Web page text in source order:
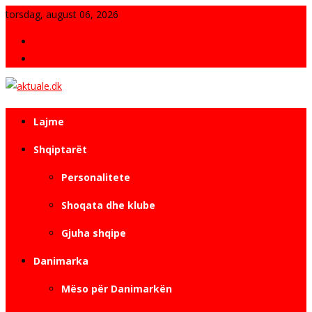
Skip
torsdag, august 06, 2026
aktuale.dk
Lajme
Shqiptarët
Personalitete
Shoqata dhe klube
Gjuha shqipe
Danimarka
Mëso për Danimarkën